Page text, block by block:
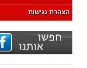
הצהרת נגישות